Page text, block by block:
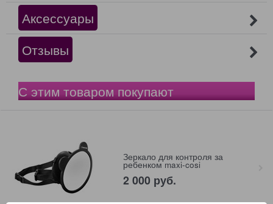
Аксессуары
Отзывы
С этим товаром покупают
Зеркало для контроля за
ребенком maxi-cosi
2 000 руб.